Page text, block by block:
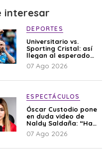
interesar
DEPORTES
Universitario vs.
Sporting Cristal: así
llegan al esperado
duelo
07 Ago 2026
ESPECTÁCULOS
Óscar Custodio pone
en duda video de
Naldy Saldaña: “Hay
cosas que de repente
se han editado”
07 Ago 2026